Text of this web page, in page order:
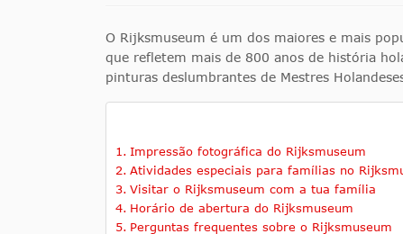
O Rijksmuseum é um dos maiores e mais
que refletem mais de 800 anos de história
pinturas deslumbrantes de Mestres
Impressão fotográfica do Rijksmuseum
Atividades especiais para famílias no
Visitar o Rijksmuseum com a tua família
Horário de abertura do Rijksmuseum
Perguntas frequentes sobre o Rijksmuseum